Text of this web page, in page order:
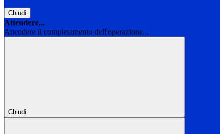
Chiudi
Attendere...
Attendere il completamento dell'operazione...
Chiudi